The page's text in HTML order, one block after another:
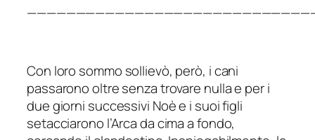
Con loro sommo sollievò, però, i cani
passarono oltre senza trovare nulla e per i
due giorni successivi Noè e i suoi figli
setacciarono l’Arca da cima a fondo,